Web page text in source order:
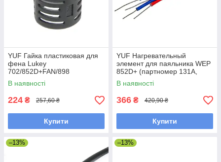
YUF Гайка пластиковая для
фена Lukey
702/852D+FAN/898
В наявності
224 ₴ 257,60 ₴
Купити
YUF Нагревательный
элемент для паяльника WEP
852D+ (партномер 131A,
аналог Hakko, 60W)
В наявності
366 ₴ 420,90 ₴
Купити
–13% –13%